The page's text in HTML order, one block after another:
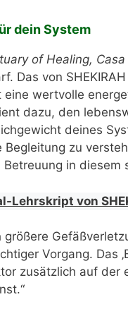
dein System
of Healing,
Das von
eine wertvolle
dazu, den
deines
zu
in diesem
Lehrskript von
größere
Vorgang. Das
zusätzlich auf